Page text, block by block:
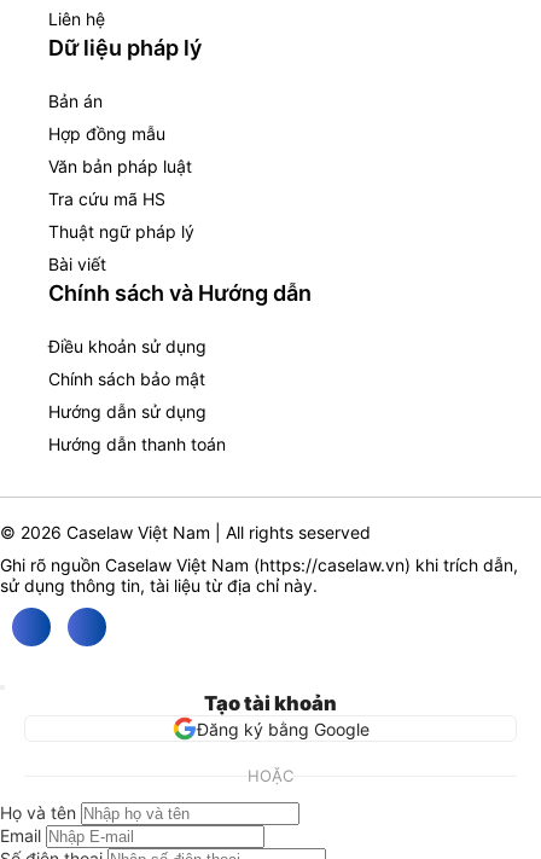
Liên hệ
Dữ liệu pháp lý
Bản án
Hợp đồng mẫu
Văn bản pháp luật
Tra cứu mã HS
Thuật ngữ pháp lý
Bài viết
Chính sách và Hướng dẫn
Điều khoản sử dụng
Chính sách bảo mật
Hướng dẫn sử dụng
Hướng dẫn thanh toán
© 2026 Caselaw Việt Nam | All rights seserved
Ghi rõ nguồn Caselaw Việt Nam (https://caselaw.vn) khi trích dẫn,
sử dụng thông tin, tài liệu từ địa chỉ này.
Tạo tài khoản
Đăng ký bằng Google
HOẶC
Họ và tên
Email